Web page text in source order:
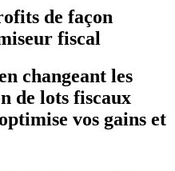
de façon
fiscal
changeant les
de lots fiscaux
vos gains et